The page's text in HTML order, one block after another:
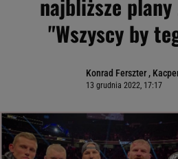
najbliższe
"Wszyscy by
Konrad Ferszter ,
13 grudnia 2022, 17:17